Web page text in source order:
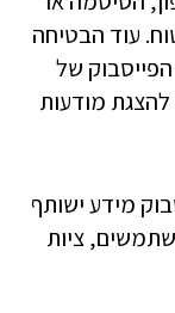
עוד הבטיחה
של
מודעות
מידע ישותף
ציות